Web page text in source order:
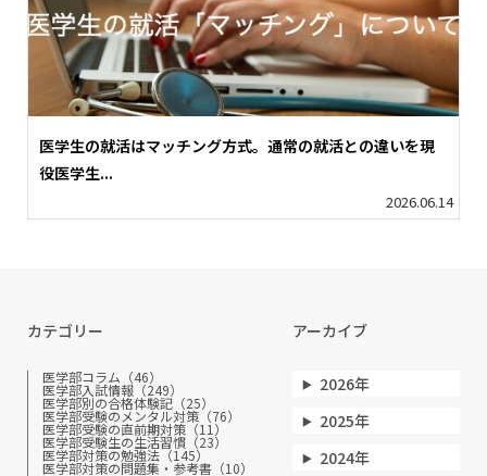
医学生の就活はマッチング方式。通常の就活との違いを現
役医学生...
2026.06.14
カテゴリー
医学部コラム（46）
医学部入試情報（249）
医学部別の合格体験記（25）
医学部受験のメンタル対策（76）
医学部受験の直前期対策（11）
医学部受験生の生活習慣（23）
医学部対策の勉強法（145）
医学部対策の問題集・参考書（10）
アーカイブ
2026年
2025年
2024年